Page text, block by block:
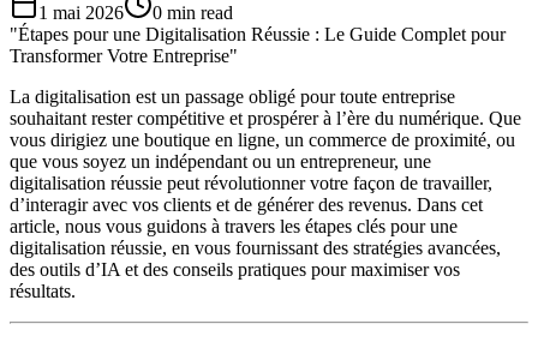
1 mai 2026 0 min read
"Étapes pour une Digitalisation Réussie : Le Guide Complet pour
Transformer Votre Entreprise"
La digitalisation est un passage obligé pour toute entreprise
souhaitant rester compétitive et prospérer à l’ère du numérique. Que
vous dirigiez une boutique en ligne, un commerce de proximité, ou
que vous soyez un indépendant ou un entrepreneur, une
digitalisation réussie peut révolutionner votre façon de travailler,
d’interagir avec vos clients et de générer des revenus. Dans cet
article, nous vous guidons à travers les étapes clés pour une
digitalisation réussie, en vous fournissant des stratégies avancées,
des outils d’IA et des conseils pratiques pour maximiser vos
résultats.